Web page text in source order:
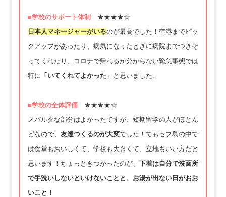
■学校のサポート体制 ★★★★☆
日本人マネージャーがいるのが最高でした！空港までピッ
クアップがあったり、病気になったときに病院までつきそ
ってくれたり、コロナで帰れるか分からない緊急事態では
特に 「いてくれてよかった」 と思いました。
■学校の全体評価 ★★★★☆
スパルタな部分はよかったですが、短期留学の人がほとん
どなので、 友達つくるのが大変でした！でもセブ島の中で
は食堂もおいしくて、学校も大きくて、立地もいい方だと
思います！ちょっときつかったのが、 下着は自分で洗面所
で手洗いしないといけないことと、お湯が出ない日がおお
いこと！